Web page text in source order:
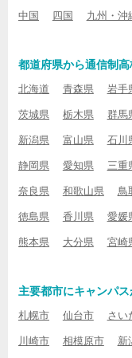
中国 四国 九州・沖
都道府県から通信制
北海道 青森県 岩手
茨城県 栃木県 群馬
新潟県 富山県 石川
静岡県 愛知県 三重
奈良県 和歌山県 鳥
徳島県 香川県 愛媛
熊本県 大分県 宮崎
主要都市にキャンパ
札幌市 仙台市 さい
川崎市 相模原市 新